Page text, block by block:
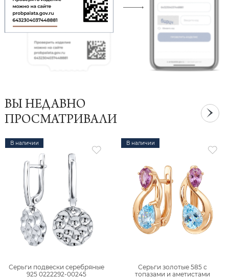
ВЫ НЕДАВНО
ПРОСМАТРИВАЛИ
В наличии
Серьги подвески серебряные
925 0222292-00245
В наличии
Серьги золотые 585 с
топазами и аметистами